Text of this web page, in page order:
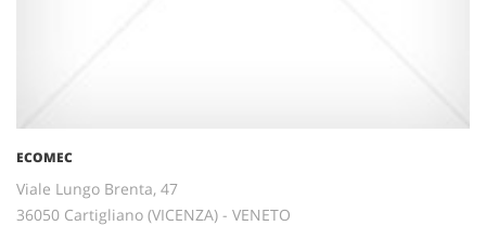
ECOMEC
Viale Lungo Brenta, 47
36050 Cartigliano (VICENZA) - VENETO